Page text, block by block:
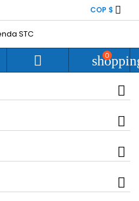
COP $ 
 0